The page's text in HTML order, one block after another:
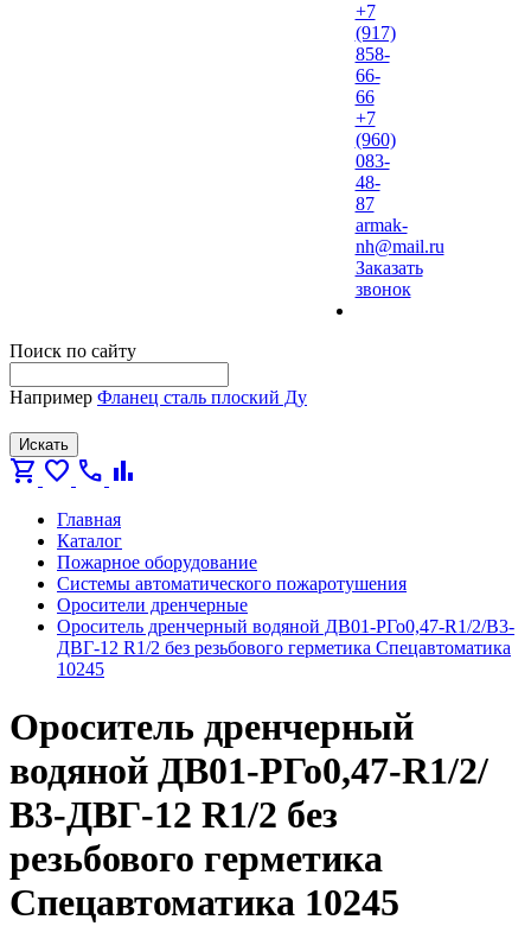
+7
(917)
858-
66-
66
+7
(960)
083-
48-
87
armak-
nh@mail.ru
Заказать
звонок
Поиск по сайту
Например Фланец сталь плоский Ду
Искать
shopping_cart favorite call bar_chart
Главная
Каталог
Пожарное оборудование
Системы автоматического пожаротушения
Оросители дренчерные
Ороситель дренчерный водяной ДВ01-РГо0,47-R1/2/В3-
ДВГ-12 R1/2 без резьбового герметика Спецавтоматика
10245
Ороситель дренчерный
водяной ДВ01-РГо0,47-R1/2/
В3-ДВГ-12 R1/2 без
резьбового герметика
Спецавтоматика 10245